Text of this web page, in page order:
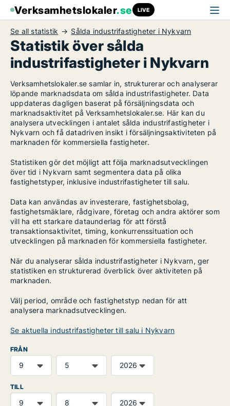
Verksamhetslokaler.se LIVE
Se all statistik Sålda industrifastigheter i Nykvarn
Statistik över sålda
industrifastigheter i Nykvarn
Verksamhetslokaler.se samlar in, strukturerar och analyserar
löpande marknadsdata om sålda industrifastigheter. Data
uppdateras dagligen baserat på försäljningsdata och
marknadsaktivitet på Verksamhetslokaler.se. Här kan du
analysera utvecklingen i antalet sålda industrifastigheter i
Nykvarn och få datadriven insikt i försäljningsaktiviteten på
marknaden för kommersiella fastigheter.
Statistiken gör det möjligt att följa marknadsutvecklingen
över tid i Nykvarn samt segmentera data på olika
fastighetstyper, inklusive industrifastigheter till salu.
Data kan användas av investerare, fastighetsbolag,
fastighetsmäklare, rådgivare, företag och andra aktörer som
vill ha ett starkare dataunderlag för att förstå
transaktionsaktivitet, timing, konkurrenssituation och
utvecklingen på marknaden för kommersiella fastigheter.
När du analyserar sålda industrifastigheter i Nykvarn, ger
statistiken en strukturerad överblick över aktiviteten på
marknaden.
Välj period, område och fastighetstyp nedan för att
analysera marknadsutvecklingen.
Se aktuella industrifastigheter till salu i Nykvarn
FRÅN
TILL